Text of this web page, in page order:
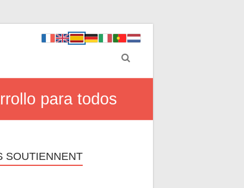
para todos
SOUTIENNENT